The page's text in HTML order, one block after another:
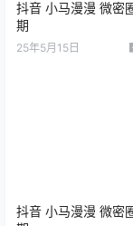
抖音 小马漫漫 微密
期
25年5月15日
抖音 小马漫漫 微密